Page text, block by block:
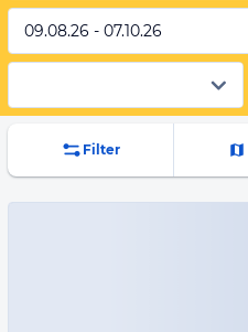
09.08.26 - 07.10.26
Filter